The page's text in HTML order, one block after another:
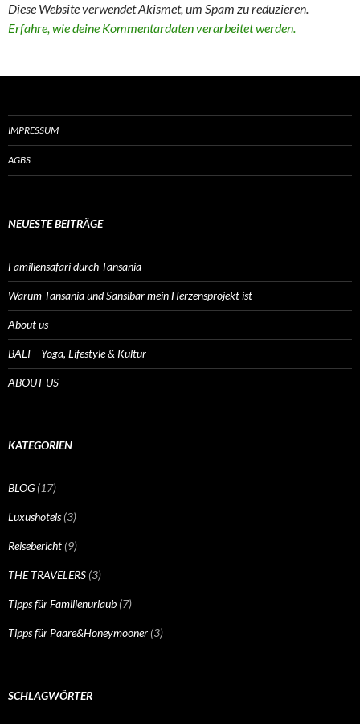
Diese Website verwendet Akismet, um Spam zu reduzieren.
Erfahre, wie deine Kommentardaten verarbeitet werden.
IMPRESSUM
AGBS
NEUESTE BEITRÄGE
Familiensafari durch Tansania
Warum Tansania und Sansibar mein Herzensprojekt ist
About us
BALI – Yoga, Lifestyle & Kultur
ABOUT US
KATEGORIEN
BLOG (17)
Luxushotels(3)
Reisebericht (9)
THE TRAVELERS (3)
Tipps für Familienurlaub (7)
Tipps für Paare&Honeymooner (3)
SCHLAGWÖRTER